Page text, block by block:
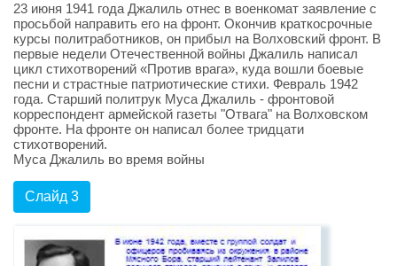
23 июня 1941 года Джалиль отнес в военкомат заявление с
просьбой направить его на фронт. Окончив краткосрочные
курсы политработников, он прибыл на Волховский фронт. В
первые недели Отечественной войны Джалиль написал
цикл стихотворений «Против врага», куда вошли боевые
песни и страстные патриотические стихи. Февраль 1942
года. Старший политрук Муса Джалиль - фронтовой
корреспондент армейской газеты "Отвага" на Волховском
фронте. На фронте он написал более тридцати
стихотворений.
Муса Джалиль во время войны
Слайд 3